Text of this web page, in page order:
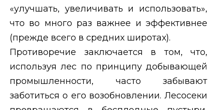
«улучшать, увеличивать и использовать»,
что во много раз важнее и эффективнее
(прежде всего в средних широтах).
Противоречие заключается в том, что,
используя лес по принципу добывающей
промышленности, часто забывают
заботиться о его возобновлении. Лесосеки